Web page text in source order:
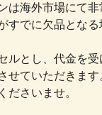
は海外市場にて非
すでに欠品となる
ルとし、代金を
せていただきます
ださいませ。